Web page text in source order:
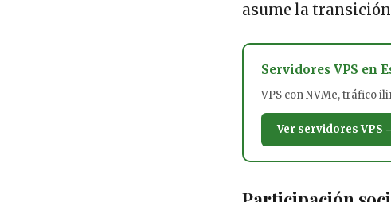
asume la
Servidores VPS en
VPS con NVMe, tráfico
Ver servidores VPS